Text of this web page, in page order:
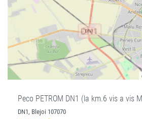
Peco PETROM DN1 (la km.6 vis a vis
DN1, Blejoi 107070